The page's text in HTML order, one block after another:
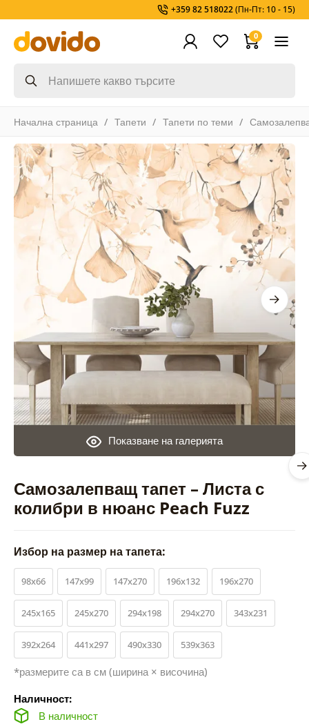
+359 82 518022(Пн-Пт: 10 - 15)
0
Начална страница Тапети Тапети по теми
Самозалепващ тапет – Листа с
колибри в нюанс Peach Fuzz
Показване на галерията
Избор на размер на тапета:
98x66 147x99 147x270 196x132 196x270
245x165 245x270 294x198 294x270 343x231
392x264 441x297 490x330 539x363
*размерите са в см (ширина × височина)
Наличност:
В наличност